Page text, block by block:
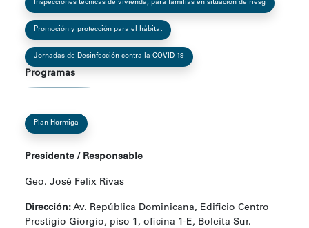
Inspecciones técnicas de vivienda, para familias en situación de riesg
Promoción y protección para el hábitat
Jornadas de Desinfección contra la COVID-19
Programas
Plan Hormiga
Presidente / Responsable
Geo. José Felix Rivas
Dirección: Av. República Dominicana, Edificio Centro
Prestigio Giorgio, piso 1, oficina 1-E, Boleíta Sur.